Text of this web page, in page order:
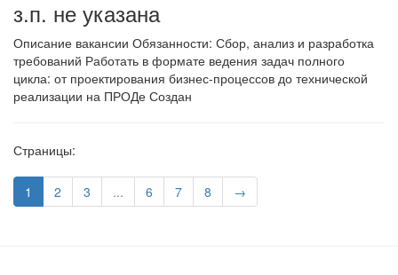
з.п. не указана
Описание вакансии Обязанности: Сбор, анализ и разработка
требований Работать в формате ведения задач полного
цикла: от проектирования бизнес-процессов до технической
реализации на ПРОДе Создан
Страницы:
1 2 3 ... 6 7 8 →